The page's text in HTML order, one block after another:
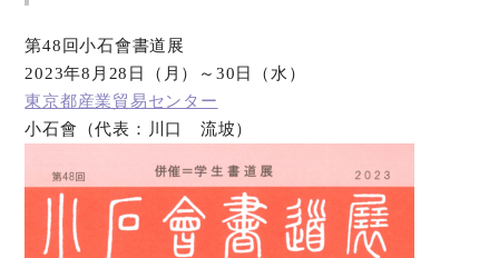
第48回小石會書道展
2023年8月28日（月）～30日（水）
東京都産業貿易センター
小石會（代表：川口 流坡）
デジタルアーカイブ
オンラインショップ
お問い合わせ